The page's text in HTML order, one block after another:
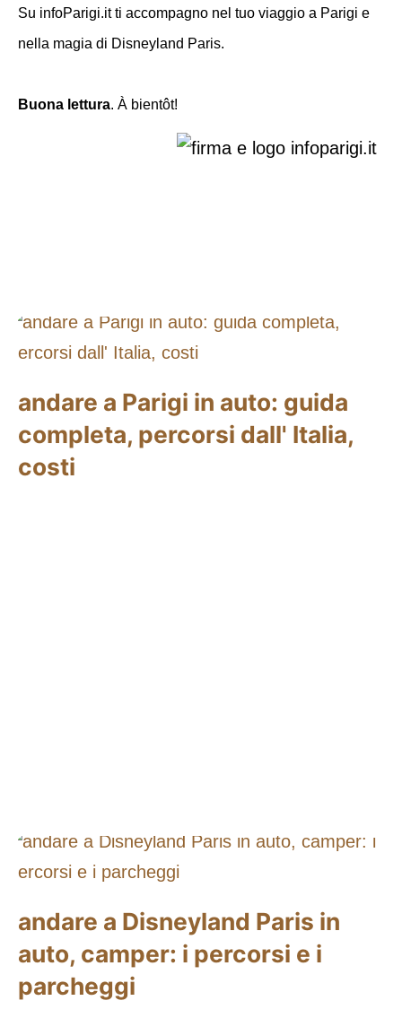
Su infoParigi.it ti accompagno nel tuo viaggio a Parigi e
nella magia di Disneyland Paris.
Buona lettura. À bientôt!
andare a Parigi in auto: guida
completa, percorsi dall' Italia,
costi
andare a Disneyland Paris in
auto, camper: i percorsi e i
parcheggi